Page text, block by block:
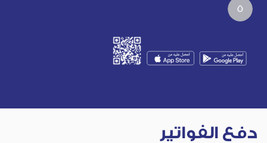
5
دفع الفواتير